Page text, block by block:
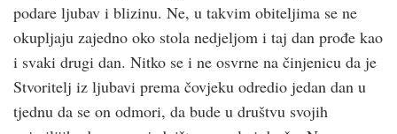
podare ljubav i blizinu. Ne, u takvim obiteljima se ne
okupljaju zajedno oko stola nedjeljom i taj dan prođe kao
i svaki drugi dan. Nitko se i ne osvrne na činjenicu da je
Stvoritelj iz ljubavi prema čovjeku odredio jedan dan u
tjednu da se on odmori, da bude u društvu svojih